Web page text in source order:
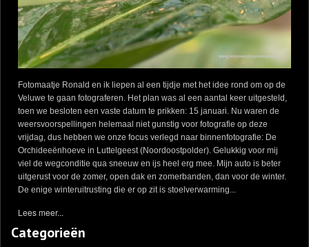
Fotomaatje Ronald en ik liepen al een tijdje met het idee rond om op de
Veluwe te gaan fotograferen. Het plan was al een aantal keer uitgesteld,
toen we besloten een vaste datum te prikken: 15 januari. Nu waren de
weersvoorspellingen helemaal niet gunstig voor fotografie op deze
vrijdag, dus hebben we onze focus verlegd naar binnenfotografie: De
Orchideeënhoeve in Luttelgeest (Noordoostpolder). Gelukkig voor mij
viel de wegconditie qua sneeuw en ijs heel erg mee. Mijn auto is beter
uitgerust voor de zomer, open dak en zomerbanden, dan voor de winter.
De enige winteruitrusting die er op zit is stoelverwarming...
Lees meer...
Categorieën